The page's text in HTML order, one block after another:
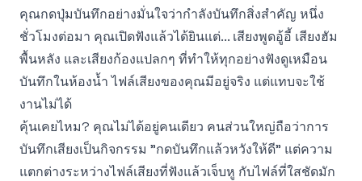
คุณกดปุ่มบันทึกอย่างมั่นใจว่ากำลังบันทึกสิ่งสำคัญ หนึ่ง
ชั่วโมงต่อมา คุณเปิดฟังแล้วได้ยินแต่... เสียงพูดอู้อี้ เสียงฮัม
พื้นหลัง และเสียงก้องแปลกๆ ที่ทำให้ทุกอย่างฟังดูเหมือน
บันทึกในห้องน้ำ ไฟล์เสียงของคุณมีอยู่จริง แต่แทบจะใช้
งานไม่ได้
คุ้นเคยไหม? คุณไม่ได้อยู่คนเดียว คนส่วนใหญ่ถือว่าการ
บันทึกเสียงเป็นกิจกรรม "กดบันทึกแล้วหวังให้ดี" แต่ความ
แตกต่างระหว่างไฟล์เสียงที่ฟังแล้วเจ็บหู กับไฟล์ที่ใสชัดมัก